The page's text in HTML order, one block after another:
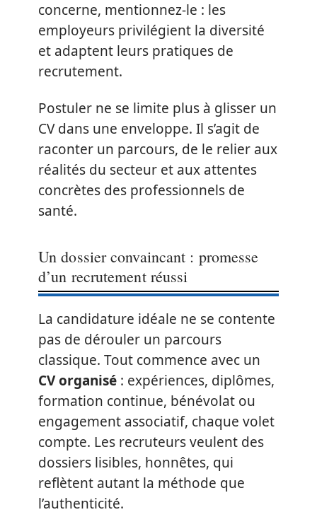
concerne, mentionnez-le : les
employeurs privilégient la diversité
et adaptent leurs pratiques de
recrutement.
Postuler ne se limite plus à glisser un
CV dans une enveloppe. Il s’agit de
raconter un parcours, de le relier aux
réalités du secteur et aux attentes
concrètes des professionnels de
santé.
Un dossier convaincant : promesse
d’un recrutement réussi
La candidature idéale ne se contente
pas de dérouler un parcours
classique. Tout commence avec un
CV organisé : expériences, diplômes,
formation continue, bénévolat ou
engagement associatif, chaque volet
compte. Les recruteurs veulent des
dossiers lisibles, honnêtes, qui
reflètent autant la méthode que
l’authenticité.